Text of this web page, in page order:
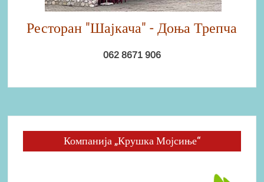
Ресторан "Шајкача" - Доња Трепча
062 8671 906
Компанија „Крушка Мојсиње“